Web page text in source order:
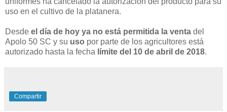
uso en el cultivo de la platanera.
Desde el día de hoy ya no está permitida la venta del
Apolo 50 SC y su uso por parte de los agricultores está
autorizado hasta la fecha límite del 10 de abril de 2018.
Compartir